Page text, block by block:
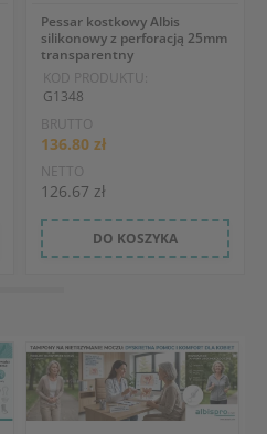
Pessar kostkowy Albis
silikonowy z perforacją 25mm
transparentny
KOD PRODUKTU:
G1348
BRUTTO
136.80 zł
NETTO
126.67 zł
DO KOSZYKA